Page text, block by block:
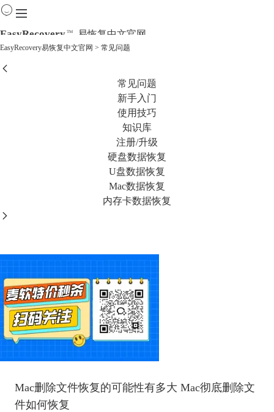
EasyRecovery TM 易恢复中文官网
首页
EasyRecovery易恢复中文官网 > 常见问题
常见问题
新手入门
使用技巧
知识库
注册/升级
硬盘数据恢复
U盘数据恢复
Mac数据恢复
内存卡数据恢复
Mac删除文件恢复的可能性有多大 Mac彻底删除文
件如何恢复